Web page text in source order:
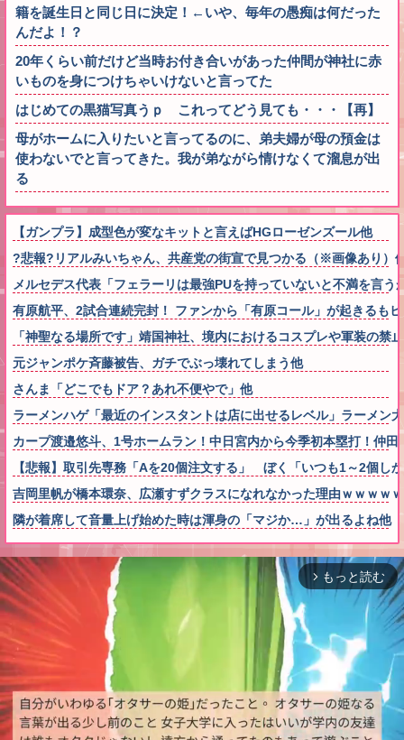
籍を誕生日と同じ日に決定！←いや、毎年の愚痴は何だった
んだよ！？
20年くらい前だけど当時お付き合いがあった仲間が神社に赤
いものを身につけちゃいけないと言ってた
はじめての黒猫写真うｐ これってどう見ても・・・【再】
母がホームに入りたいと言ってるのに、弟夫婦が母の預金は
使わないでと言ってきた。我が弟ながら情けなくて溜息が出
る
【ガンプラ】成型色が変なキットと言えばHGローゼンズール他
?悲報?リアルみいちゃん、共産党の街宣で見つかる（※画像あり）
メルセデス代表「フェラーリは最強PUを持っていないと不満を言
有原航平、2試合連続完封！ ファンから「有原コール」が起きるも
「神聖なる場所です」靖国神社、境内におけるコスプレや軍装の禁
元ジャンポケ斉藤被告、ガチでぶっ壊れてしまう他
さんま「どこでもドア？あれ不便やで」他
ラーメンハゲ「最近のインスタントは店に出せるレベル」ラーメン
カープ渡邉悠斗、1号ホームラン！中日宮内から今季初本塁打！仲
【悲報】取引先専務「Aを20個注文する」 ぼく「いつも1～2個
吉岡里帆が橋本環奈、広瀬すずクラスになれなかった理由ｗｗｗｗ
隣が着席して音量上げ始めた時は渾身の「マジか…」が出るよね他
arrow_forward_ios もっと読む